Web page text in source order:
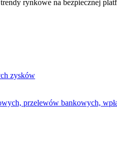
rynkowe na bezpiecznej
zysków
przelewów bankowych,